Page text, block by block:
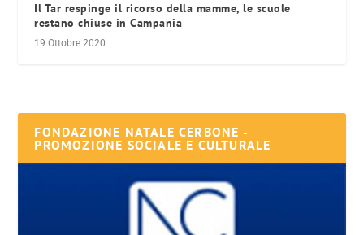
Il Tar respinge il ricorso della mamme, le scuole
restano chiuse in Campania
19 Ottobre 2020
FONDAZIONE NATALE CERBONE -
PROMOZIONE SOCIALE E CULTURALE